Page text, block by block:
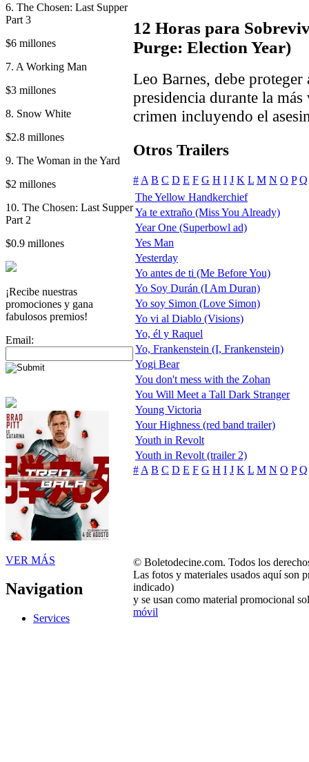
6. The Chosen: Last Supper
Part 3
$6 millones
7. A Working Man
$3 millones
8. Snow White
$2.8 millones
9. The Woman in the Yard
$2 millones
10. The Chosen: Last Supper
Part 2
$0.9 millones
¡Recibe nuestras
promociones y gana
fabulosos premios!
Email:
VER MÁS
Navigation
Services
12 Horas para
Purge: Election Year)
Leo Barnes, debe proteger
presidencia durante la
crimen incluyendo el
Otros Trailers
# A B C D E F G H I J K L M N O P Q
The Yellow Handkerchief
Ya te extraño (Miss You Already)
Year One (Superbowl ad)
Yes Man
Yesterday
Yo antes de ti (Me Before You)
Yo Soy Durán (I Am Duran)
Yo soy Simon (Love Simon)
Yo vi al Diablo (Visions)
Yo, él y Raquel
Yo, Frankenstein (I, Frankenstein)
Yogi Bear
You don't mess with the Zohan
You Will Meet a Tall Dark Stranger
Young Victoria
Your Highness (red band trailer)
Youth in Revolt
Youth in Revolt (trailer 2)
# A B C D E F G H I J K L M N O P Q
© Boletodecine.com. Todos los
Las fotos y materiales usados aquí son
indicado)
y se usan como material promocional
móvil